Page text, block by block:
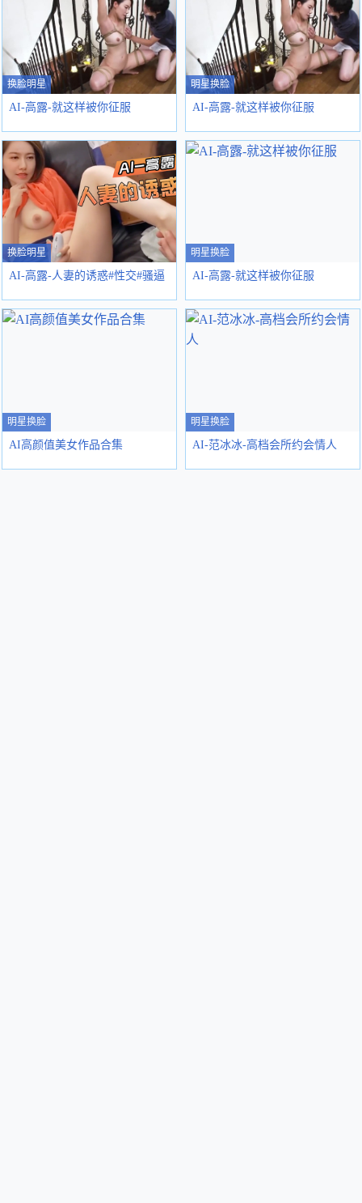
换脸明星
AI-高露-就这样被你征服
明星换脸
AI-高露-就这样被你征服
换脸明星
AI-高露-人妻的诱惑#性交#骚逼
明星换脸
AI-高露-就这样被你征服
明星换脸
AI高颜值美女作品合集
明星换脸
AI-范冰冰-高档会所约会情人